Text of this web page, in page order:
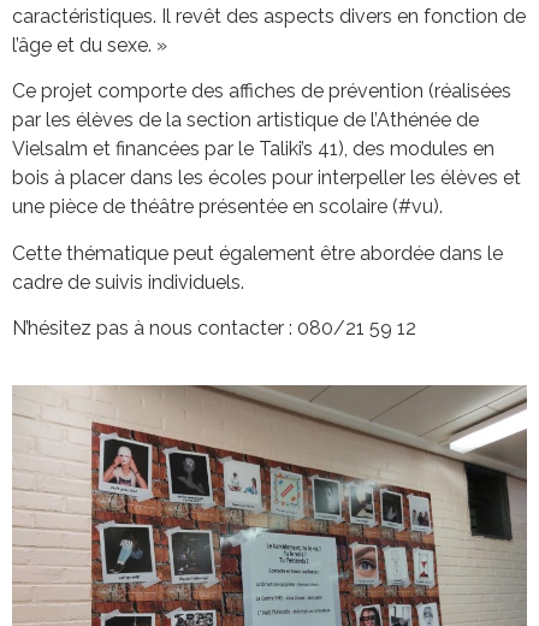
caractéristiques. Il revêt des aspects divers en fonction de
l’âge et du sexe. »
Ce projet comporte des affiches de prévention (réalisées
par les élèves de la section artistique de l’Athénée de
Vielsalm et financées par le Taliki’s 41), des modules en
bois à placer dans les écoles pour interpeller les élèves et
une pièce de théâtre présentée en scolaire (#vu).
Cette thématique peut également être abordée dans le
cadre de suivis individuels.
N’hésitez pas à nous contacter : 080/21 59 12